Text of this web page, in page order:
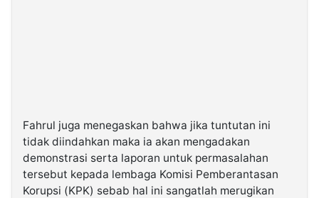
Fahrul juga menegaskan bahwa jika tuntutan ini
tidak diindahkan maka ia akan mengadakan
demonstrasi serta laporan untuk permasalahan
tersebut kepada lembaga Komisi Pemberantasan
Korupsi (KPK) sebab hal ini sangatlah merugikan